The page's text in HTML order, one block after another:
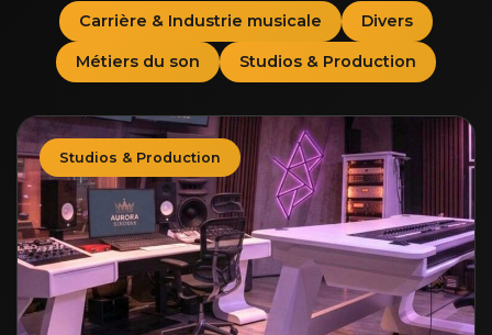
Carrière & Industrie musicale Divers
Métiers du son Studios & Production
Studios & Production